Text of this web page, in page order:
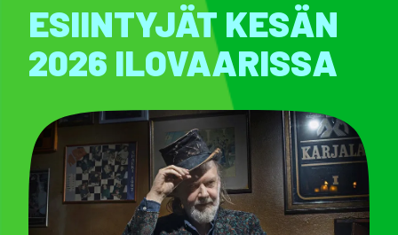
ESIINTYJÄT KESÄN
2026 ILOVAARISSA